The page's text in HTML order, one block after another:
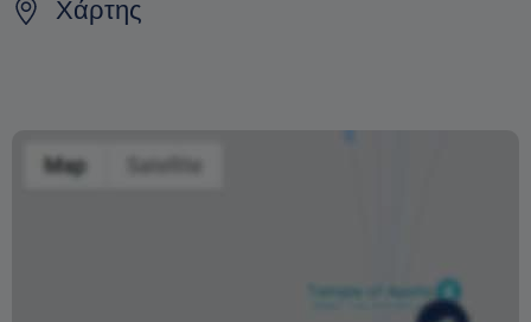
ενδέχεται επίσης να διαφέρουν ανάλογα με την περίοδο.
Χάρτης